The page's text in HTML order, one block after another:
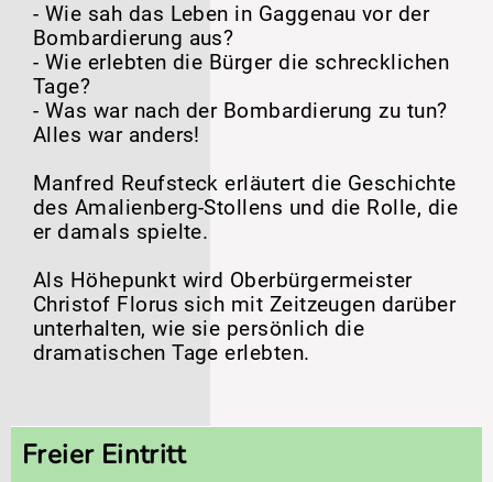
- Wie sah das Leben in Gaggenau vor der
Bombardierung aus?
- Wie erlebten die Bürger die schrecklichen
Tage?
- Was war nach der Bombardierung zu tun?
Alles war anders!
Manfred Reufsteck erläutert die Geschichte
des Amalienberg-Stollens und die Rolle, die
er damals spielte.
Als Höhepunkt wird Oberbürgermeister
Christof Florus sich mit Zeitzeugen darüber
unterhalten, wie sie persönlich die
dramatischen Tage erlebten.
Freier Eintritt